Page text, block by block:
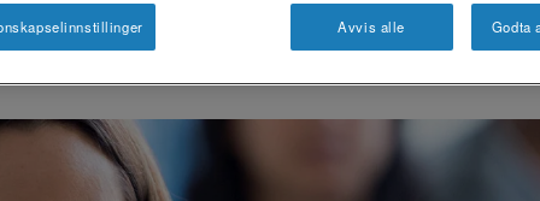
Avvis alle Godta